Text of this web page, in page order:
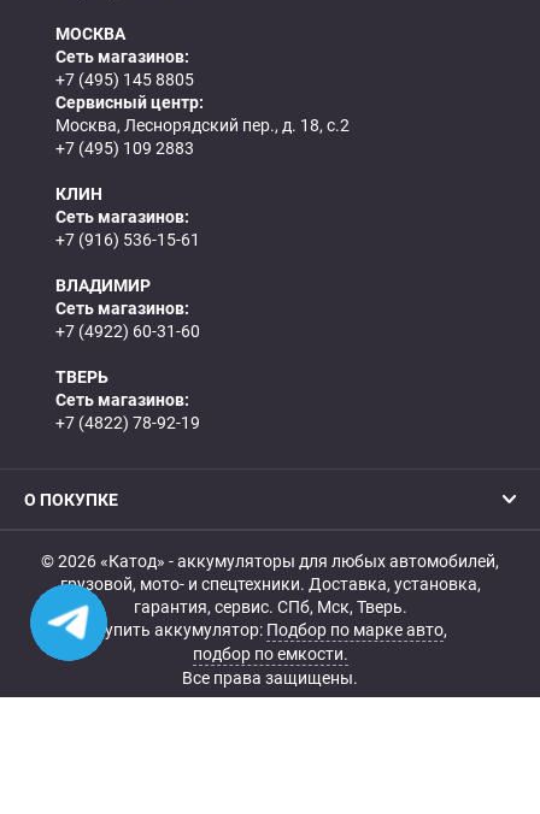
МОСКВА
Сеть магазинов:
+7 (495) 145 8805
Сервисный центр:
Москва, Леснорядский пер., д. 18, с.2
+7 (495) 109 2883
КЛИН
Сеть магазинов:
+7 (916) 536-15-61
ВЛАДИМИР
Сеть магазинов:
+7 (4922) 60-31-60
ТВЕРЬ
Сеть магазинов:
+7 (4822) 78-92-19
О ПОКУПКЕ
© 2026 «Катод» - аккумуляторы для любых автомобилей,
грузовой, мото- и спецтехники. Доставка, установка,
гарантия, сервис. СПб, Мск, Тверь.
Купить аккумулятор: Подбор по марке авто,
подбор по емкости.
Все права защищены.